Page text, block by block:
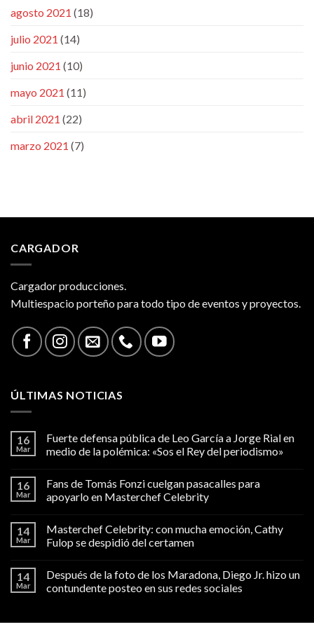
agosto 2021 (18)
julio 2021 (14)
junio 2021 (10)
mayo 2021 (11)
abril 2021 (22)
marzo 2021 (7)
CARGADOR
Cargador producciones.
Multiespacio porteño para todo tipo de eventos y proyectos.
ÚLTIMAS NOTICIAS
16
Mar
Fuerte defensa pública de Leo García a Jorge Rial en
medio de la polémica: «Sos el Rey del periodismo»
16
Mar
Fans de Tomás Fonzi cuelgan pasacalles para
apoyarlo en Masterchef Celebrity
14
Mar
Masterchef Celebrity: con mucha emoción, Cathy
Fulop se despidió del certamen
14
Mar
Después de la foto de los Maradona, Diego Jr. hizo un
contundente posteo en sus redes sociales